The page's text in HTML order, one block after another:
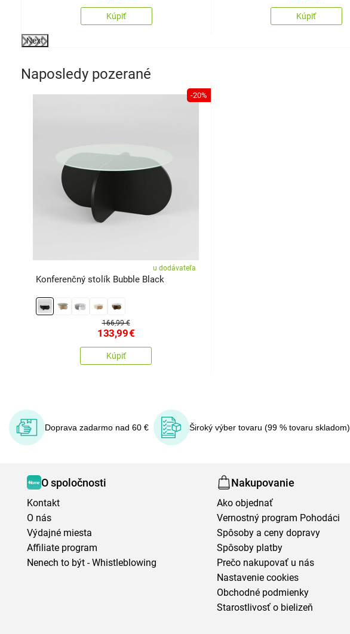
Kúpiť Kúpiť
Next
Naposledy pozerané
-20%
u dodávateľa
Konferenčný stolík Bubble Black
166,99 €
133,99€
Kúpiť
Doprava zadarmo nad 60 € Široký výber tovaru (99 % tovaru skladom)
O spoločnosti
Kontakt
O nás
Výdajné miesta
Affiliate program
Nenech to být - Whistleblowing
Nakupovanie
Ako objednať
Vernostný program Pohodáci
Spôsoby a ceny dopravy
Spôsoby platby
Prečo nakupovať u nás
Nastavenie cookies
Obchodné podmienky
Starostlivosť o bielizeň